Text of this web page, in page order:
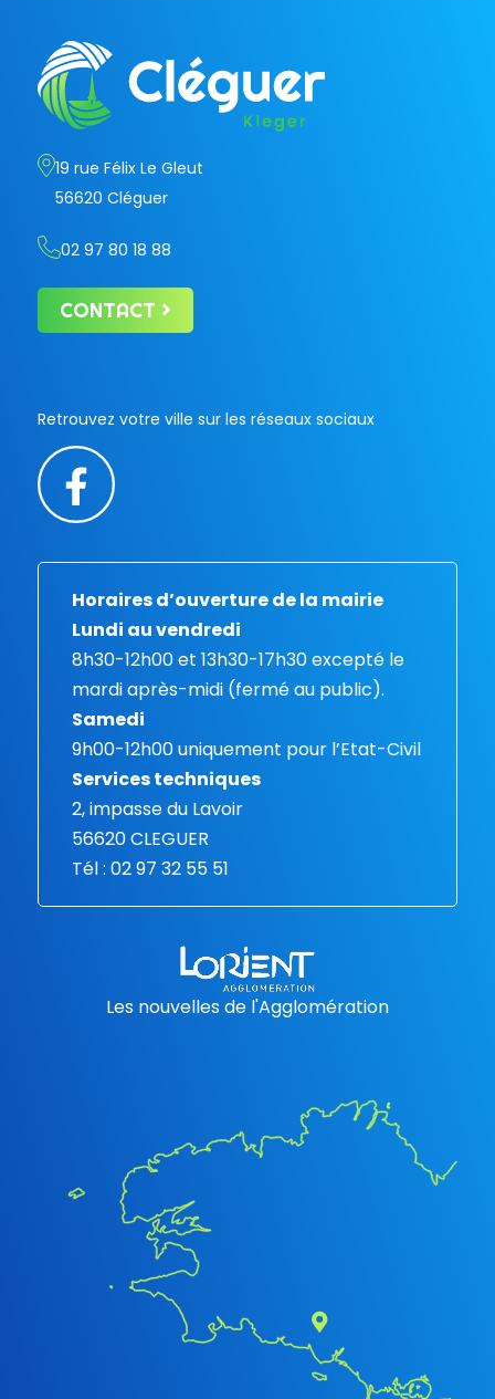
19 rue Félix Le Gleut
56620 Cléguer
02 97 80 18 88
CONTACT
Retrouvez votre ville sur les réseaux sociaux
Horaires d’ouverture de la mairie
Lundi au vendredi
8h30-12h00 et 13h30-17h30 excepté le
mardi après-midi (fermé au public).
Samedi
9h00-12h00 uniquement pour l’Etat-Civil
Services techniques
2, impasse du Lavoir
56620 CLEGUER
Tél : 02 97 32 55 51
Les nouvelles de l'Agglomération